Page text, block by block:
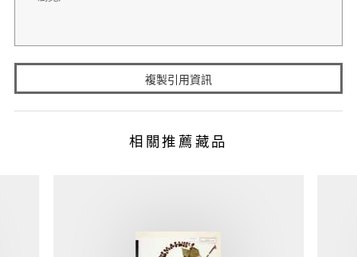
複製引用資訊
相關推薦藏品